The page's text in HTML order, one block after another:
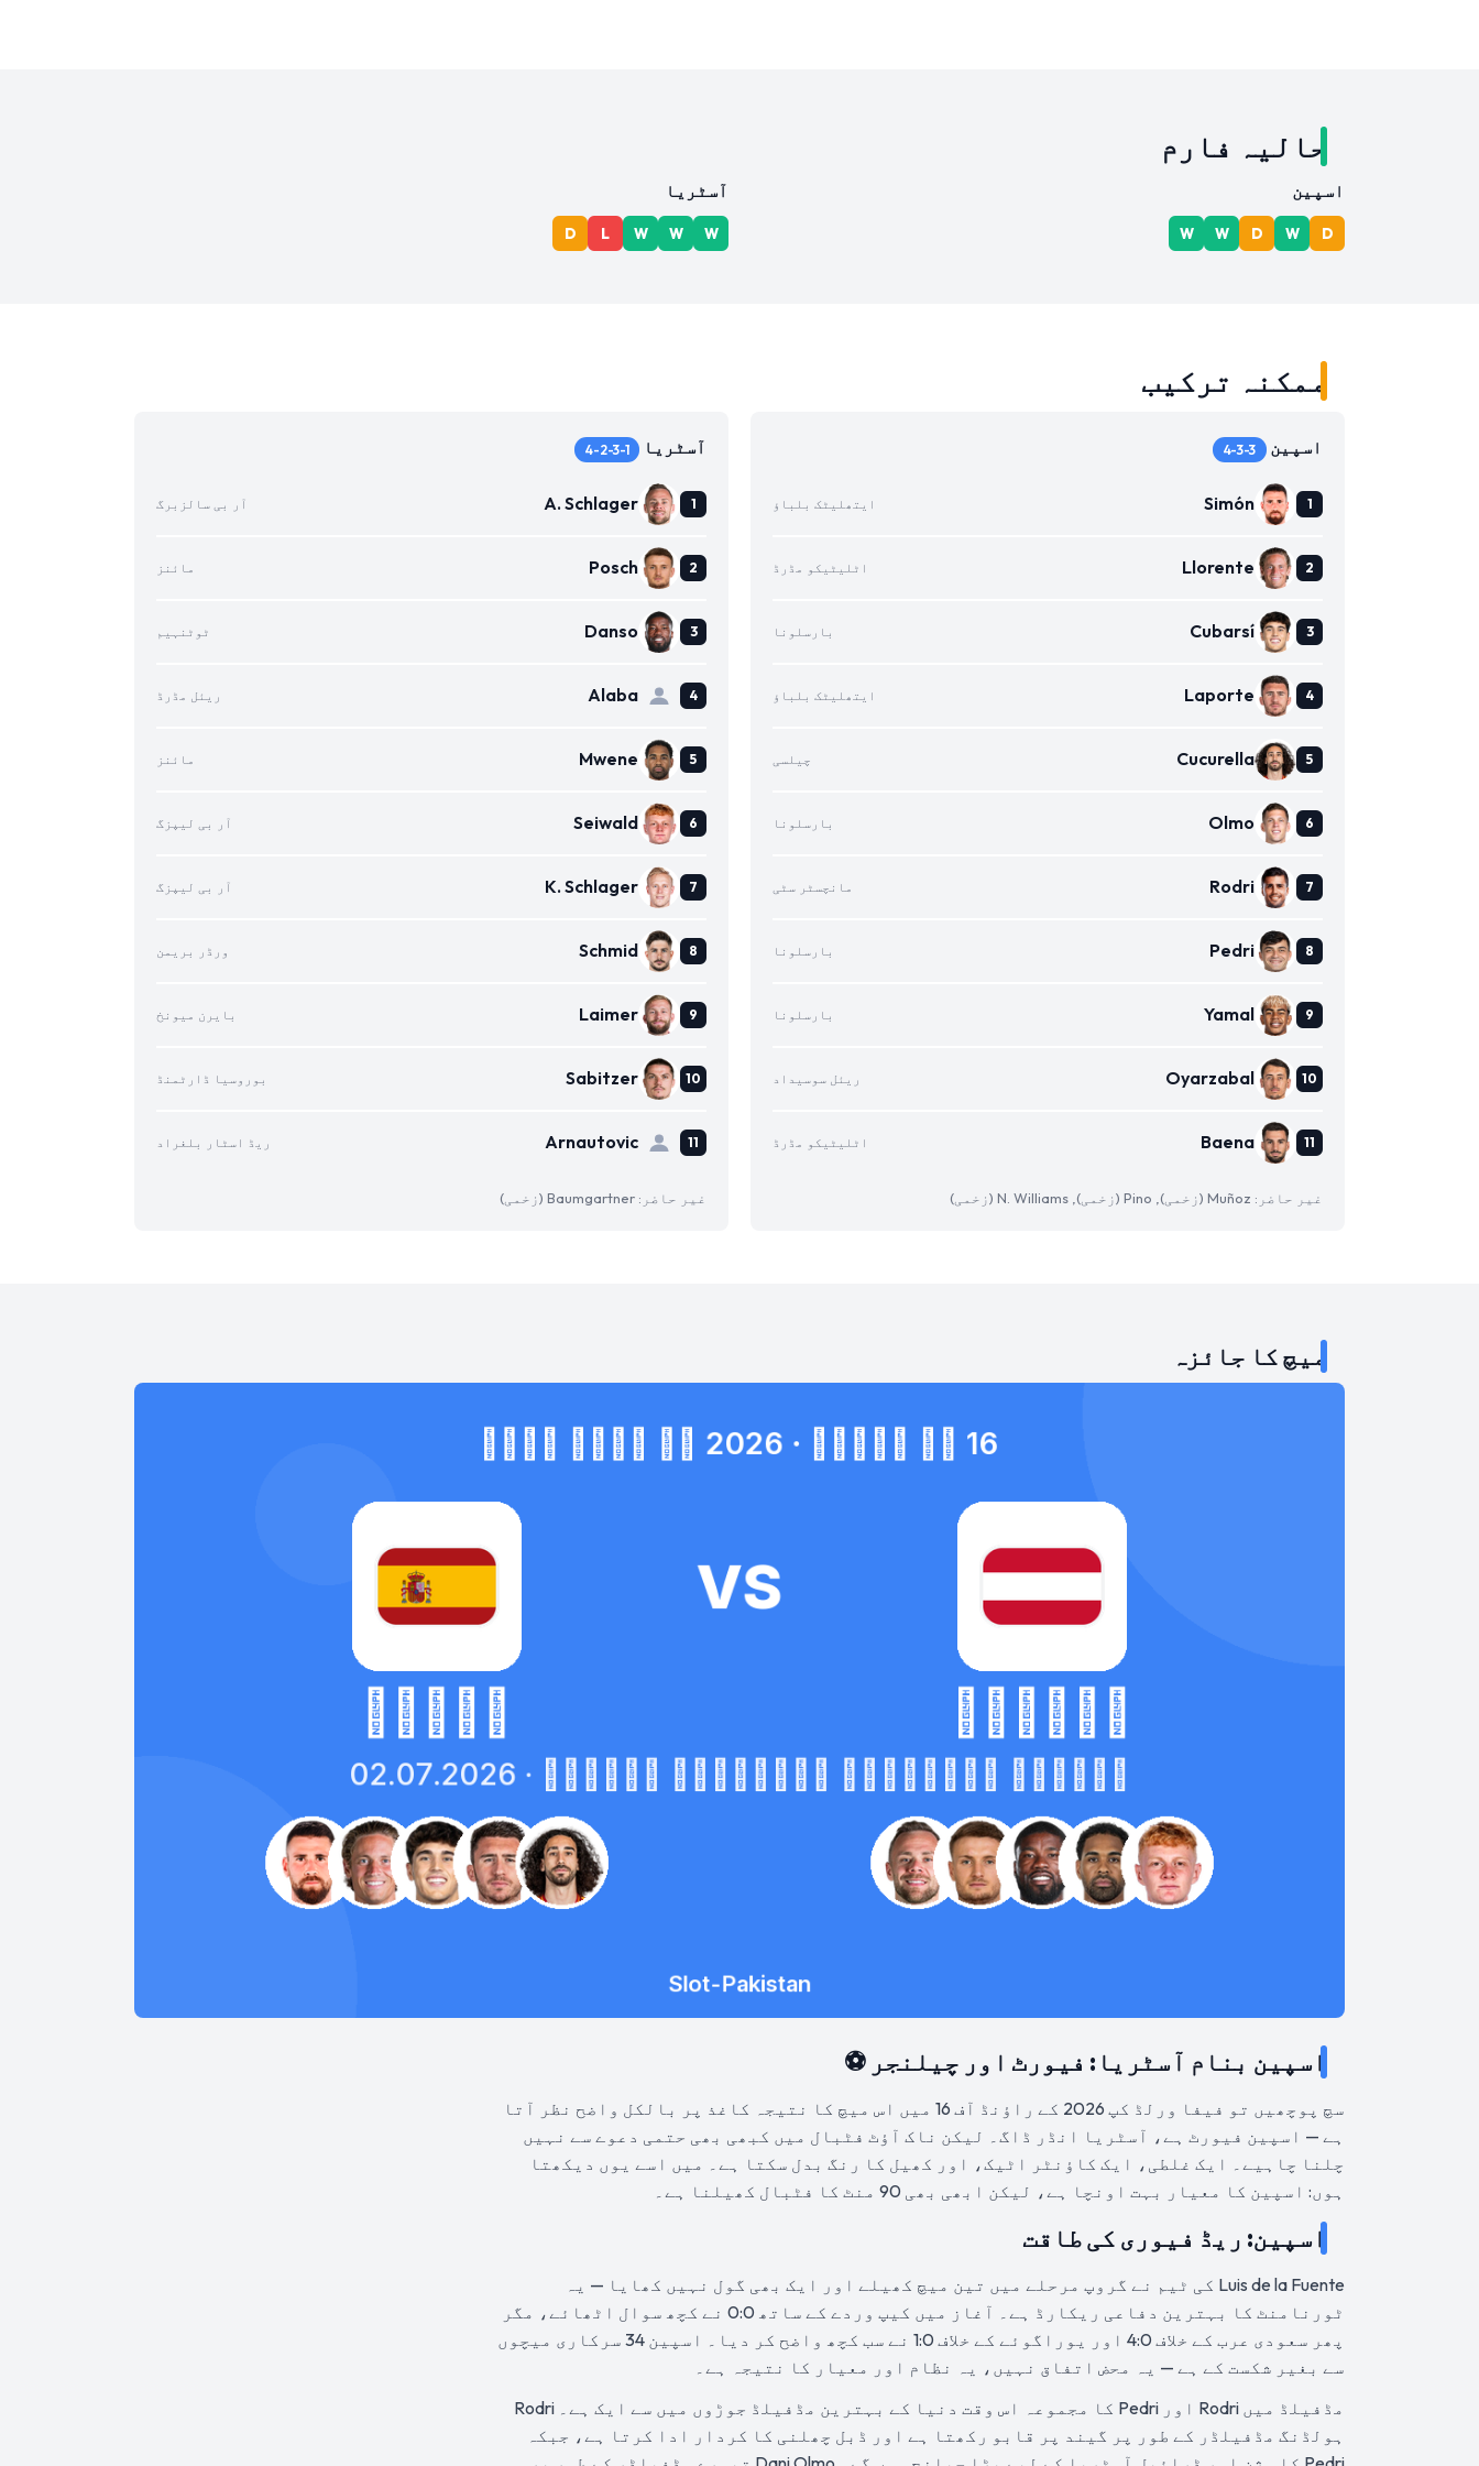
حالیہ فارم
اسپین
D
W
D
W
W
آسٹریا
W
W
W
L
D
ممکنہ ترکیب
اسپین 4-3-3
Simón ایتھلیٹک بلباؤ
Llorente اٹلیٹیکو مڈرڈ
Cubarsí بارسلونا
Laporte ایتھلیٹک بلباؤ
Cucurella چیلسی
Olmo بارسلونا
Rodri مانچسٹر سٹی
Pedri بارسلونا
Yamal بارسلونا
Oyarzabal ریئل سوسیداد
Baena اٹلیٹیکو مڈرڈ
غیر حاضر: Muñoz (زخمی), Pino (زخمی), N. Williams (زخمی)
آسٹریا 4-2-3-1
A. Schlager آر بی سالزبرگ
Posch مائنز
Danso ٹوٹنہیم
Alaba ریئل مڈرڈ
Mwene مائنز
Seiwald آر بی لیپزگ
K. Schlager آر بی لیپزگ
Schmid ورڈر بریمن
Laimer بایرن میونخ
Sabitzer بوروسیا ڈارٹمنڈ
Arnautovic ریڈ اسٹار بلغراد
غیر حاضر: Baumgartner (زخمی)
میچ کا جائزہ
اسپین بنام آسٹریا: فیورٹ اور چیلنجر ⚽
سچ پوچھیں تو فیفا ورلڈ کپ 2026 کے راؤنڈ آف 16 میں اس میچ کا نتیجہ کاغذ پر بالکل واضح نظر آتا
ہے — اسپین فیورٹ ہے، آسٹریا انڈر ڈاگ۔ لیکن ناک آؤٹ فٹبال میں کبھی بھی حتمی دعوے سے نہیں
چلنا چاہیے۔ ایک غلطی، ایک کاؤنٹر اٹیک، اور کھیل کا رنگ بدل سکتا ہے۔ میں اسے یوں دیکھتا
ہوں: اسپین کا معیار بہت اونچا ہے، لیکن ابھی بھی 90 منٹ کا فٹبال کھیلنا ہے۔
اسپین: ریڈ فیوری کی طاقت
Luis de la Fuente کی ٹیم نے گروپ مرحلے میں تین میچ کھیلے اور ایک بھی گول نہیں کھایا — یہ
ٹورنامنٹ کا بہترین دفاعی ریکارڈ ہے۔ آغاز میں کیپ وردے کے ساتھ 0:0 نے کچھ سوال اٹھائے، مگر
پھر سعودی عرب کے خلاف 4:0 اور یوراگوئے کے خلاف 1:0 نے سب کچھ واضح کر دیا۔ اسپین 34 سرکاری میچوں
سے بغیر شکست کے ہے — یہ محض اتفاق نہیں، یہ نظام اور معیار کا نتیجہ ہے۔
مڈفیلڈ میں Rodri اور Pedri کا مجموعہ اس وقت دنیا کے بہترین مڈفیلڈ جوڑوں میں سے ایک ہے۔ Rodri
ہولڈنگ مڈفیلڈر کے طور پر گیند پر قابو رکھتا ہے اور ڈبل چھلنی کا کردار ادا کرتا ہے، جبکہ